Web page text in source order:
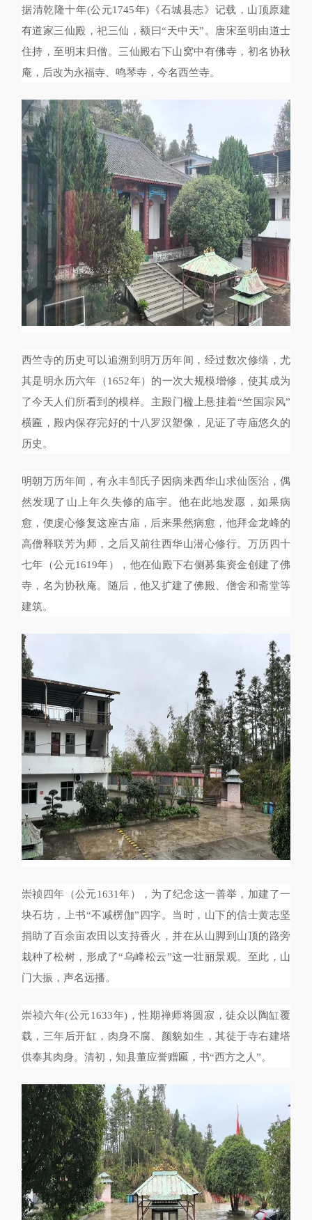
据清乾隆十年(公元1745年)《石城县志》记载，山顶原建
有道家三仙殿，祀三仙，额曰“天中天”。唐宋至明由道士
住持，至明末归僧。三仙殿右下山窝中有佛寺，初名协秋
庵，后改为永福寺、鸣琴寺，今名西竺寺。
西竺寺的历史可以追溯到明万历年间，经过数次修缮，尤
其是明永历六年（1652年）的一次大规模增修，使其成为
了今天人们所看到的模样。主殿门楹上悬挂着“竺国宗风”
横匾，殿内保存完好的十八罗汉塑像，见证了寺庙悠久的
历史。
明朝万历年间，有永丰邹氏子因病来西华山求仙医治，偶
然发现了山上年久失修的庙宇。他在此地发愿，如果病
愈，便虔心修复这座古庙，后来果然病愈，他拜金龙峰的
高僧释联芳为师，之后又前往西华山潜心修行。万历四十
七年（公元1619年），他在仙殿下右侧募集资金创建了佛
寺，名为协秋庵。随后，他又扩建了佛殿、僧舍和斋堂等
建筑。
崇祯四年（公元1631年），为了纪念这一善举，加建了一
块石坊，上书“不减楞伽”四字。当时，山下的信士黄志坚
捐助了百余亩农田以支持香火，并在从山脚到山顶的路旁
栽种了松树，形成了“乌峰松云”这一壮丽景观。至此，山
门大振，声名远播。
崇祯六年(公元1633年)，性期禅师将圆寂，徒众以陶缸覆
载，三年后开缸，肉身不腐、颜貌如生，其徒于寺右建塔
供奉其肉身。清初，知县董应誉赠匾，书“西方之人”。